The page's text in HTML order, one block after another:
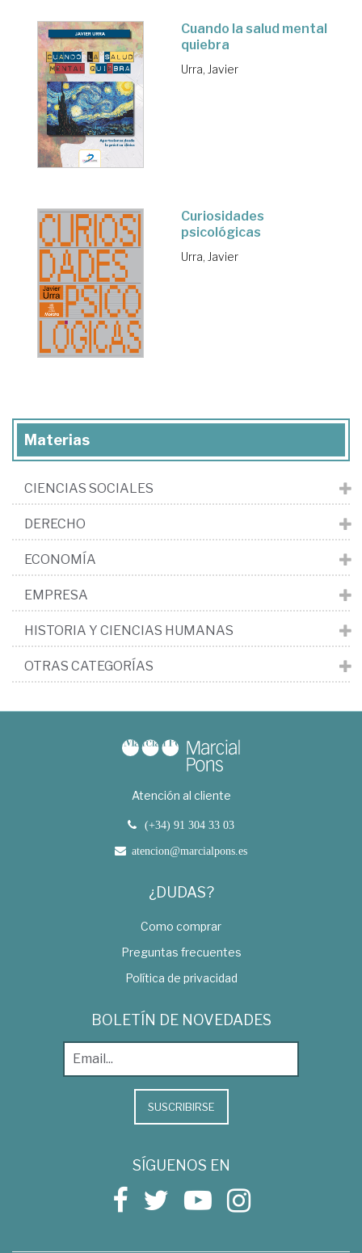
Cuando la salud mental
quiebra
Urra, Javier
Curiosidades
psicológicas
Urra, Javier
Materias
CIENCIAS SOCIALES
DERECHO
ECONOMÍA
EMPRESA
HISTORIA Y CIENCIAS HUMANAS
OTRAS CATEGORÍAS
Atención al cliente
(+34) 91 304 33 03
atencion@marcialpons.es
¿DUDAS?
Como comprar
Preguntas frecuentes
Política de privacidad
BOLETÍN DE NOVEDADES
SUSCRIBIRSE
SÍGUENOS EN